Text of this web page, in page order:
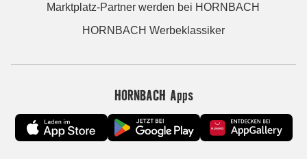
Marktplatz-Partner werden bei HORNBACH
HORNBACH Werbeklassiker
HORNBACH Apps